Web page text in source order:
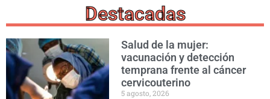
Destacadas
Salud de la mujer:
vacunación y detección
temprana frente al cáncer
cervicouterino
5 agosto, 2026